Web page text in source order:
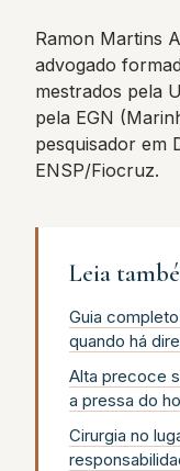
Ramon Martins
advogado
mestrados pela
pela EGN
pesquisador em
ENSP/Fiocruz.
Leia
Guia
quando há
Alta precoce
a pressa do
Cirurgia no